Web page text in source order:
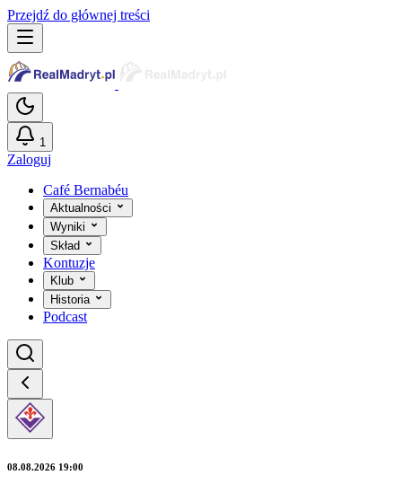
Przejdź do głównej treści
1
Zaloguj
Café Bernabéu
Aktualności
Wyniki
Skład
Kontuzje
Klub
Historia
Podcast
08.08.2026 19:00